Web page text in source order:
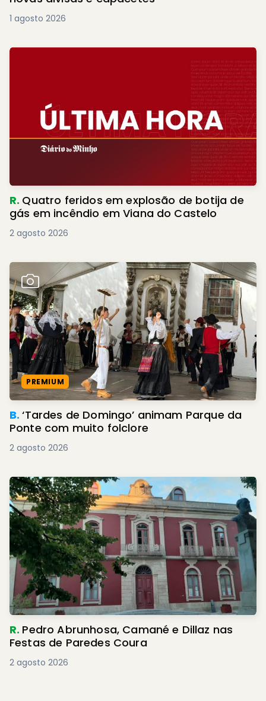
1 agosto 2026
R. Quatro feridos em explosão de botija de
gás em incêndio em Viana do Castelo
2 agosto 2026
PREMIUM
B.‘Tardes de Domingo’ animam Parque da
Ponte com muito folclore
2 agosto 2026
R. Pedro Abrunhosa, Camané e Dillaz nas
Festas de Paredes Coura
2 agosto 2026